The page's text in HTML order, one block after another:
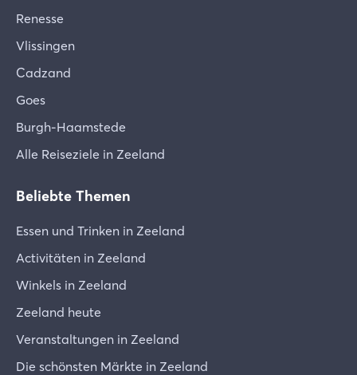
Renesse
Vlissingen
Cadzand
Goes
Burgh-Haamstede
Alle Reiseziele in Zeeland
Beliebte Themen
Essen und Trinken in Zeeland
Activitäten in Zeeland
Winkels in Zeeland
Zeeland heute
Veranstaltungen in Zeeland
Die schönsten Märkte in Zeeland